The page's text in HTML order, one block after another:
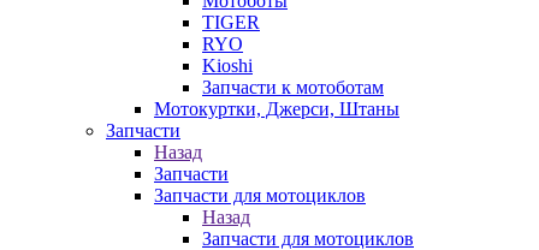
TIGER
RYO
Kioshi
Запчасти к мотоботам
Мотокуртки, Джерси, Штаны
Запчасти
Назад
Запчасти
Запчасти для мотоциклов
Назад
Запчасти для мотоциклов